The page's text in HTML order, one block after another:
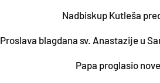
Nadbiskup Kutleša
Proslava blagdana sv. Anastazije u
Papa proglasio